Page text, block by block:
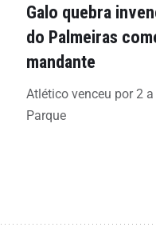
Galo quebra
do Palmeiras
mandante
Atlético venceu por 2
Parque